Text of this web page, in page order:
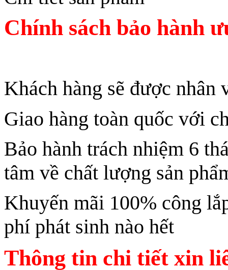
Chính sách bảo hành
Khách hàng sẽ được
Giao hàng toàn quốc với
Bảo hành trách nhiệm 6
tâm về chất lượng sản
Khuyến mãi 100% công
phí phát sinh nào hết
Thông tin chi tiết xin